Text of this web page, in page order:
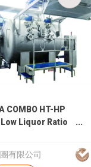
COMBO HT-HP
Low Liquor Ratio
有限公司